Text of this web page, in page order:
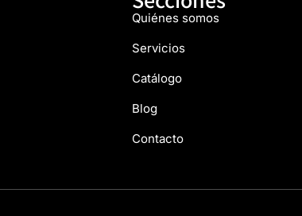
Quiénes somos
Servicios
Catálogo
Blog
Contacto